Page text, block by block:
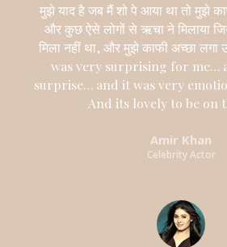
मुझे याद है जब मैं शो पे आया था तो मुझे
और कुछ ऐसे लोगों से ऋचा ने मिलाया
मिला नहीं था, और मुझे काफी अच्छा
was very surprising for me…
surprise… and it was very
And its lovely to be on
Amir Khan
Celebrity Actor